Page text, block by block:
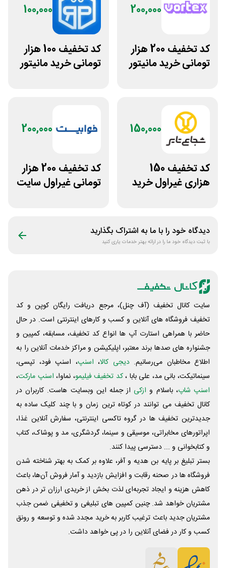
200,000
کد تخفیف 200 هزار
تومانی خرید مانیتور
100,000
کد تخفیف 100 هزار
تومانی خرید مانیتور
150,000
کد تخفیف 150
هزاری غیراول خرید
200,000
کد تخفیف 200 هزار
تومانی غیراول سایت
دیدگاه خود را با ما به اشتراک بگذارید
با ثبت دیدگاه خود ما را در ارائه بهتر خدمات یاری کنید
سایت کانال تخفیف (آف چنل)، مرجع دریافت رایگان کوپن و کد
تخفیف فروشگاه های آنلاین و کسب و‌ کارهای اینترنتی است. در حال
حاضر با همراهی استارت آپ ها انواع کد تخفیف، مسابقه، کمپین و
جشنواره های صدها برند معتبر، اپلیکیشن و مراکز خدمات آنلاین را به
اطلاع مخاطبان می‌رسانیم. دیجی کالا، اسنپ، اسنپ فود، تپسی،
سینماتیکت، بانی مد، علی‌ بابا ،کد تخفیف فیلیمو، نماوا، اسنپ مارکت،
اسنپ شاپ، باسلام و ازکی از جمله این وبسایت ‌هاست. کاربران در
کانال تخفیف می توانند در کوتاه ترین زمان و با چند کلیک ساده به
جدیدترین تخفیف ها در گروه تاکسی اینترنتی، سفارش آنلاین غذا،
اپراتورهای مخابراتی، موسیقی و سینما، گردشگری، مد و پوشاک، کتاب
و کتابخوانی و ... دسترسی پیدا کنند.
بستر تبلیغ بر پایه بن هدیه و آفر، علاوه بر کمک به بهتر شناخته شدن
فروشگاه ها در صحنه رقابت و افزایش بازدید و آمار فروش آن‌ها، باعث
کاهش هزینه و ایجاد تجربه‌ای لذت بخش از خریدی ارزان تر در ذهن
مشتریان خواهد شد. چنین کمپین های تبلیغی و تخفیفی ضمن جذب
مشتریان جدید باعث ترغیب کاربر به خرید مجدد شده و توسعه و رونق
کسب و کار در فضای آنلاین را در پی خواهد داشت.